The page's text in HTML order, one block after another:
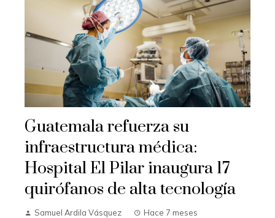
Guatemala refuerza su
infraestructura médica:
Hospital El Pilar inaugura 17
quirófanos de alta tecnología
Samuel Ardila Vásquez Hace 7 meses